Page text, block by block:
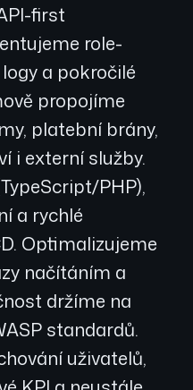
first
role-
a pokročilé
propojíme
platební brány,
i externí služby.
PHP),
a rychlé
Optimalizujeme
načítáním a
držíme na
standardů.
uživatelů,